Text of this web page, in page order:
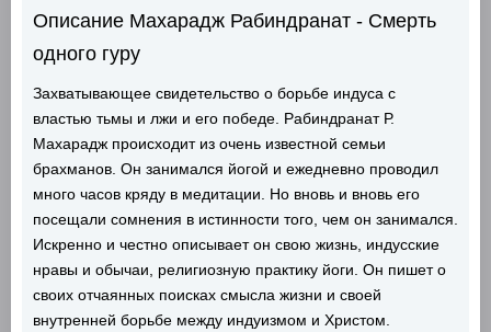
Описание Махарадж Рабиндранат - Смерть
одного гуру
Захватывающее свидетельство о борьбе индуса с
властью тьмы и лжи и его победе. Рабиндранат Р.
Махарадж происходит из очень известной семьи
брахманов. Он занимался йогой и ежедневно проводил
много часов кряду в медитации. Но вновь и вновь его
посещали сомнения в истинности того, чем он занимался.
Искренно и честно описывает он свою жизнь, индусские
нравы и обычаи, религиозную практику йоги. Он пишет о
своих отчаянных поисках смысла жизни и своей
внутренней борьбе между индуизмом и Христом.